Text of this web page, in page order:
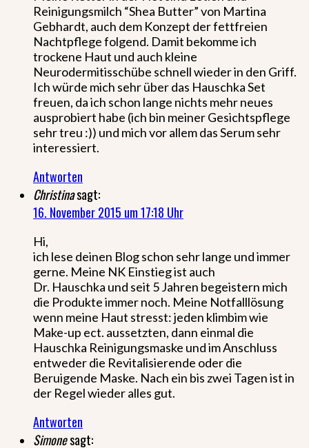
Reinigungsmilch “Shea Butter” von Martina
Gebhardt, auch dem Konzept der fettfreien
Nachtpflege folgend. Damit bekomme ich
trockene Haut und auch kleine
Neurodermitisschübe schnell wieder in den Griff.
Ich würde mich sehr über das Hauschka Set
freuen, da ich schon lange nichts mehr neues
ausprobiert habe (ich bin meiner Gesichtspflege
sehr treu :)) und mich vor allem das Serum sehr
interessiert.
Antworten
Christinasagt:
16. November 2015 um 17:18 Uhr
Hi,
ich lese deinen Blog schon sehr lange und immer
gerne. Meine NK Einstieg ist auch
Dr. Hauschka und seit 5 Jahren begeistern mich
die Produkte immer noch. Meine Notfalllösung
wenn meine Haut stresst: jeden klimbim wie
Make-up ect. aussetzten, dann einmal die
Hauschka Reinigungsmaske und im Anschluss
entweder die Revitalisierende oder die
Beruigende Maske. Nach ein bis zwei Tagen ist in
der Regel wieder alles gut.
Antworten
Simonesagt: